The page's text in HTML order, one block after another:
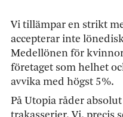
Vi tillämpar en strikt
accepterar inte
Medellönen för
företaget som helhet
avvika med högst 5%.
På Utopia råder